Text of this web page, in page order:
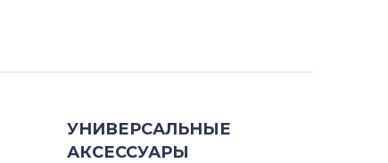
УНИВЕРСАЛЬНЫЕ
АКСЕССУАРЫ